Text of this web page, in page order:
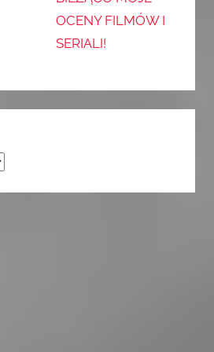
OCENY FILMÓW I
SERIALI!